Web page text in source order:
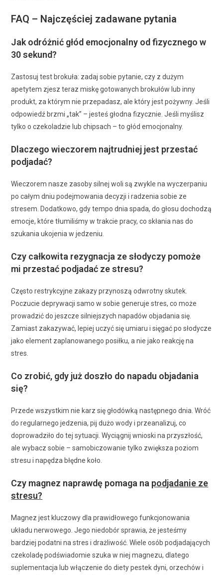
FAQ – Najczęściej zadawane pytania
Jak odróżnić głód emocjonalny od fizycznego w
30 sekund?
Zastosuj test brokuła: zadaj sobie pytanie, czy z dużym
apetytem zjesz teraz miskę gotowanych brokułów lub inny
produkt, za którym nie przepadasz, ale który jest pożywny. Jeśli
odpowiedź brzmi „tak” – jesteś głodna fizycznie. Jeśli myślisz
tylko o czekoladzie lub chipsach – to głód emocjonalny.
Dlaczego wieczorem najtrudniej jest przestać
podjadać?
Wieczorem nasze zasoby silnej woli są zwykle na wyczerpaniu
po całym dniu podejmowania decyzji i radzenia sobie ze
stresem. Dodatkowo, gdy tempo dnia spada, do głosu dochodzą
emocje, które tłumiliśmy w trakcie pracy, co skłania nas do
szukania ukojenia w jedzeniu.
Czy całkowita rezygnacja ze słodyczy pomoże
mi przestać podjadać ze stresu?
Często restrykcyjne zakazy przynoszą odwrotny skutek.
Poczucie deprywacji samo w sobie generuje stres, co może
prowadzić do jeszcze silniejszych napadów objadania się.
Zamiast zakazywać, lepiej uczyć się umiaru i sięgać po słodycze
jako element zaplanowanego posiłku, a nie jako reakcję na
stres.
Co zrobić, gdy już doszło do napadu objadania
się?
Przede wszystkim nie karz się głodówką następnego dnia. Wróć
do regularnego jedzenia, pij dużo wody i przeanalizuj, co
doprowadziło do tej sytuacji. Wyciągnij wnioski na przyszłość,
ale wybacz sobie – samobiczowanie tylko zwiększa poziom
stresu i napędza błędne koło.
Czy magnez naprawdę pomaga na podjadanie ze
stresu?
Magnez jest kluczowy dla prawidłowego funkcjonowania
układu nerwowego. Jego niedobór sprawia, że jesteśmy
bardziej podatni na stres i drażliwość. Wiele osób podjadających
czekoladę podświadomie szuka w niej magnezu, dlatego
suplementacja lub włączenie do diety pestek dyni, orzechów i